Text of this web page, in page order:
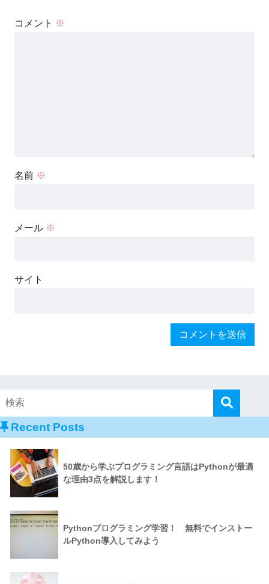
コメント ※
名前 ※
メール ※
サイト
Recent Posts
50歳から学ぶプログラミング言語はPythonが最適
な理由3点を解説します！
Pythonプログラミング学習！ 無料でインストー
ルPython導入してみよう